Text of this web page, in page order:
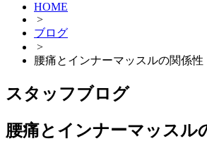
HOME
>
ブログ
>
腰痛とインナーマッスルの関係性
スタッフブログ
腰痛とインナーマッスル